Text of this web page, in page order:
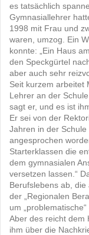
es tatsächlich
Gymnasiallehrer
1998 mit Frau und
waren, umzog. Ein
konnte: „Ein Haus
den Speckgürtel
aber auch sehr
Seit kurzem arbeitet
Lehrer an der
sagt er, und es ist
Er sei von der
Jahren in der
angesprochen
Starterklassen die
dem gymnasialen
versetzen lassen.“
Berufslebens ab,
der „Regionalen
um
Aber des reicht dem
ihm über die